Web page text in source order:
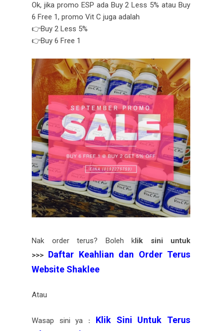
Ok, jika promo ESP ada Buy 2 Less 5% atau Buy
6 Free 1, promo Vit C juga adalah
👉Buy 2 Less 5%
👉Buy 6 Free 1
Nak order terus? Boleh k lik sini untuk
>>> Daftar Keahlian dan Order Terus
Website Shaklee
Atau
Wasap sini ya : Klik Sini Untuk Terus